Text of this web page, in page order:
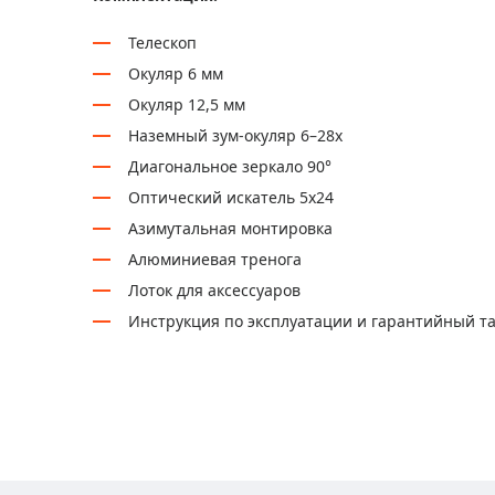
Телескоп
Окуляр 6 мм
Окуляр 12,5 мм
Наземный зум-окуляр 6–28х
Диагональное зеркало 90°
Оптический искатель 5х24
Азимутальная монтировка
Алюминиевая тренога
Лоток для аксессуаров
Инструкция по эксплуатации и гарантийный